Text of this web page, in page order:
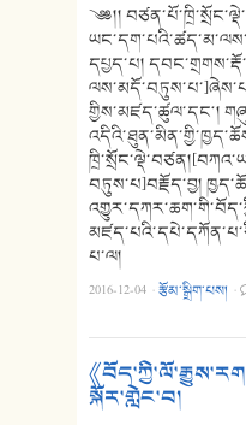
༄༅།།
དཔྱད་པ།
གྱིས་མཛད་ཚུལ་དང༌།
བཏུས་པ]བརྗོད་བྱ།
པ་ལ།
2016-12-04 ·རྩོམ་སྒྲིག་པས། ·
《
སྐོར་གླེང་བ།